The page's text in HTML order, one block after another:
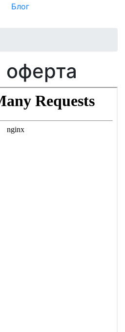
Блог
оферта